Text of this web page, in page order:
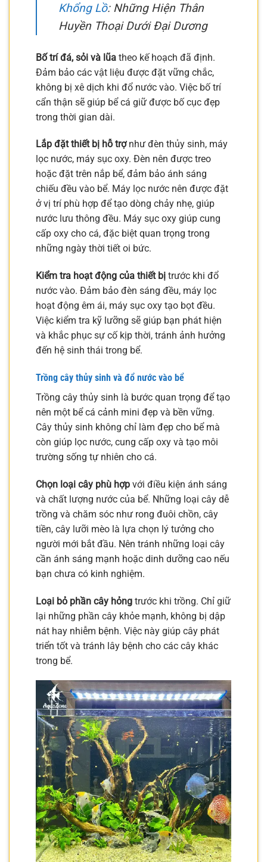
Khổng Lồ: Những Hiện Thân
Huyền Thoại Dưới Đại Dương
Bố trí đá, sỏi và lũa theo kế hoạch đã định.
Đảm bảo các vật liệu được đặt vững chắc,
không bị xê dịch khi đổ nước vào. Việc bố trí
cẩn thận sẽ giúp bể cá giữ được bố cục đẹp
trong thời gian dài.
Lắp đặt thiết bị hỗ trợnhư đèn thủy sinh, máy
lọc nước, máy sục oxy. Đèn nên được treo
hoặc đặt trên nắp bể, đảm bảo ánh sáng
chiếu đều vào bể. Máy lọc nước nên được đặt
ở vị trí phù hợp để tạo dòng chảy nhẹ, giúp
nước lưu thông đều. Máy sục oxy giúp cung
cấp oxy cho cá, đặc biệt quan trọng trong
những ngày thời tiết oi bức.
Kiểm tra hoạt động của thiết bị trước khi đổ
nước vào. Đảm bảo đèn sáng đều, máy lọc
hoạt động êm ái, máy sục oxy tạo bọt đều.
Việc kiểm tra kỹ lưỡng sẽ giúp bạn phát hiện
và khắc phục sự cố kịp thời, tránh ảnh hưởng
đến hệ sinh thái trong bể.
Trồng cây thủy sinh và đổ nước vào bể
Trồng cây thủy sinh là bước quan trọng để tạo
nên một bể cá cảnh mini đẹp và bền vững.
Cây thủy sinh không chỉ làm đẹp cho bể mà
còn giúp lọc nước, cung cấp oxy và tạo môi
trường sống tự nhiên cho cá.
Chọn loại cây phù hợp với điều kiện ánh sáng
và chất lượng nước của bể. Những loại cây dễ
trồng và chăm sóc như rong đuôi chồn, cây
tiền, cây lưỡi mèo là lựa chọn lý tưởng cho
người mới bắt đầu. Nên tránh những loại cây
cần ánh sáng mạnh hoặc dinh dưỡng cao nếu
bạn chưa có kinh nghiệm.
Loại bỏ phần cây hỏng trước khi trồng. Chỉ giữ
lại những phần cây khỏe mạnh, không bị dập
nát hay nhiễm bệnh. Việc này giúp cây phát
triển tốt và tránh lây bệnh cho các cây khác
trong bể.